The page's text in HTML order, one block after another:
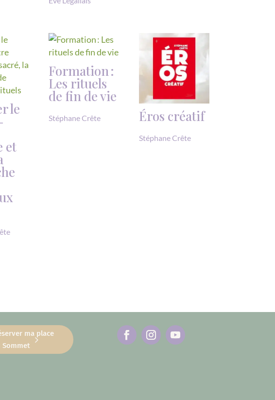
le
et
Formation :
Les rituels
de fin de vie
Stéphane Crête Éros créatif
Stéphane Crête
ma place
Sommet